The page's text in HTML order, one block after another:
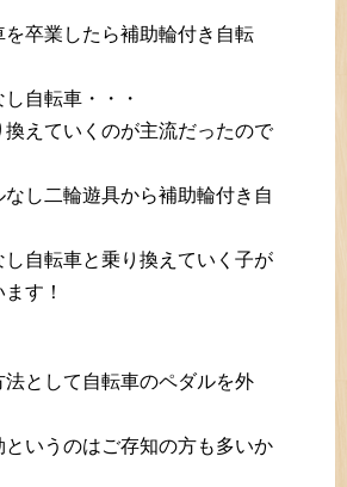
卒業したら補助輪付き自転
自転車・・・
換えていくのが主流だったので
し二輪遊具から補助輪付き自
し自転車と乗り換えていく子が
す！
法として自転車のペダルを外
というのはご存知の方も多いか